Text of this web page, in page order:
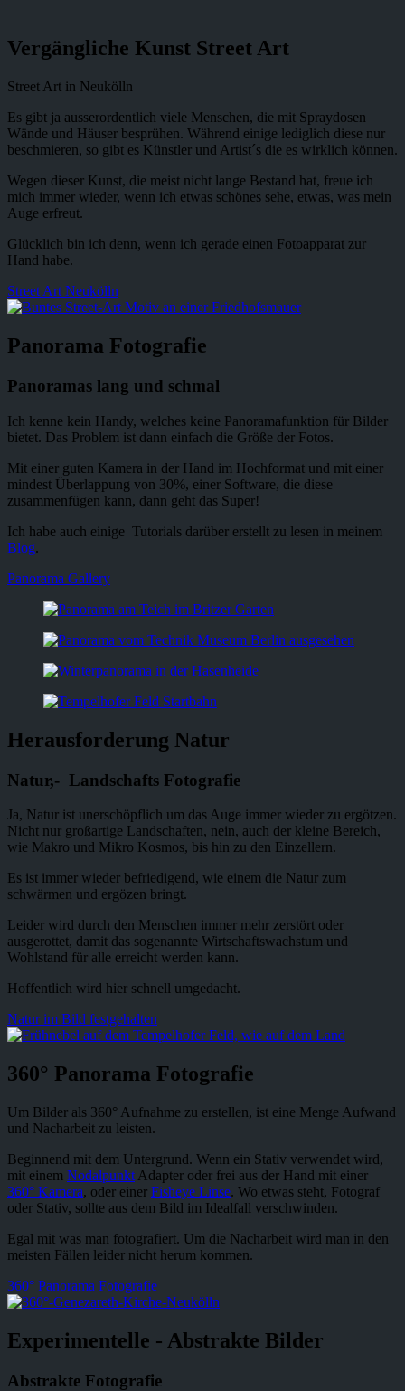
Vergängliche Kunst Street Art
Street Art in Neukölln
Es gibt ja ausserordentlich viele Menschen, die mit Spraydosen
Wände und Häuser besprühen. Während einige lediglich diese nur
beschmieren, so gibt es Künstler und Artist´s die es wirklich können.
Wegen dieser Kunst, die meist nicht lange Bestand hat, freue ich
mich immer wieder, wenn ich etwas schönes sehe, etwas, was mein
Auge erfreut.
Glücklich bin ich denn, wenn ich gerade einen Fotoapparat zur
Hand habe.
Street Art Neukölln
Panorama Fotografie
Panoramas lang und schmal
Ich kenne kein Handy, welches keine Panoramafunktion für Bilder
bietet. Das Problem ist dann einfach die Größe der Fotos.
Mit einer guten Kamera in der Hand im Hochformat und mit einer
mindest Überlappung von 30%, einer Software, die diese
zusammenfügen kann, dann geht das Super!
Ich habe auch einige Tutorials darüber erstellt zu lesen in meinem
Blog.
Panorama Gallery
Herausforderung Natur
Natur,- Landschafts Fotografie
Ja, Natur ist unerschöpflich um das Auge immer wieder zu ergötzen.
Nicht nur großartige Landschaften, nein, auch der kleine Bereich,
wie Makro und Mikro Kosmos, bis hin zu den Einzellern.
Es ist immer wieder befriedigend, wie einem die Natur zum
schwärmen und ergözen bringt.
Leider wird durch den Menschen immer mehr zerstört oder
ausgerottet, damit das sogenannte Wirtschaftswachstum und
Wohlstand für alle erreicht werden kann.
Hoffentlich wird hier schnell umgedacht.
Natur im Bild festgehalten
360° Panorama Fotografie
Um Bilder als 360° Aufnahme zu erstellen, ist eine Menge Aufwand
und Nacharbeit zu leisten.
Beginnend mit dem Untergrund. Wenn ein Stativ verwendet wird,
mit einem Nodalpunkt Adapter oder frei aus der Hand mit einer
360° Kamera, oder einer Fisheye Linse. Wo etwas steht, Fotograf
oder Stativ, sollte aus dem Bild im Idealfall verschwinden.
Egal mit was man fotografiert. Um die Nacharbeit wird man in den
meisten Fällen leider nicht herum kommen.
360° Panorama Fotografie
Experimentelle - Abstrakte Bilder
Abstrakte Fotografie